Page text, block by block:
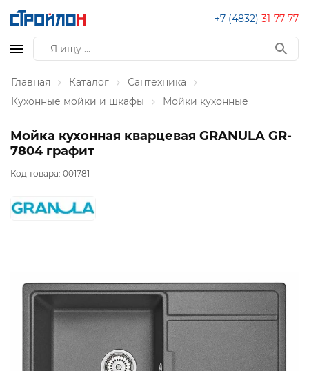
+7 (4832) 31-77-77
Главная Каталог
Сантехника
Кухонные мойки и шкафы
Мойки кухонные
Мойка кухонная кварцевая GRANULA GR-
7804 графит
Код товара: 001781